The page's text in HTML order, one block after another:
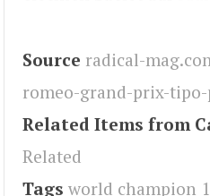
Source radical-
romeo-grand-prix-
Related Items from
Related
Tags world champion